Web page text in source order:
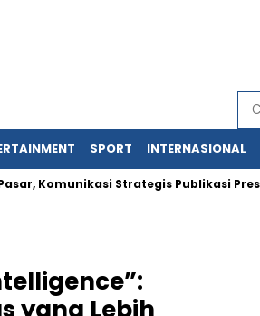
SPORT INTERNASIONAL
Strategis Publikasi Press Release